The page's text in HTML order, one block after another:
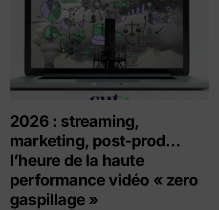
2026 : streaming,
marketing, post-prod…
l’heure de la haute
performance vidéo « zero
gaspillage »